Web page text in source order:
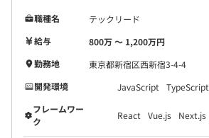
職種名
テックリード
給与
800万 〜 1,200万円
勤務地
東京都新宿区西新宿3-4-4
開発環境
JavaScript
TypeScript
フレームワー
ク
React Vue.js Next.js